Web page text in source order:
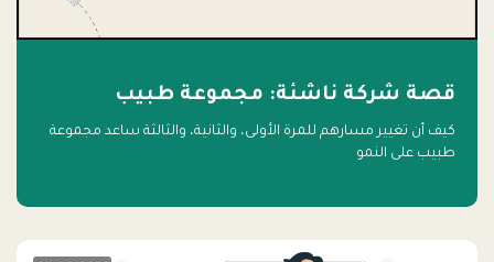
قصة شركة ناشئة: مجموعة طبيب
كيف أن تغيير مسارهم للمرة الأولى، والثانية، والثالثة ساعد مجموعة
طبيب على النمو